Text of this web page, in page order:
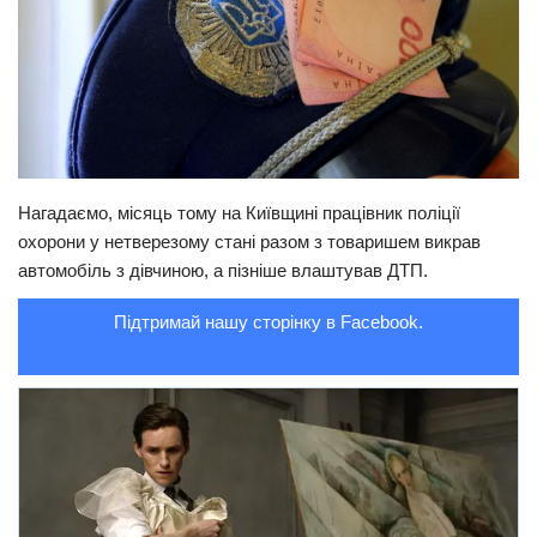
Трагедії
Курйози
Суспільство
Культура
Шоу-біз
#Війна
Нагадаємо, місяць тому на Київщині працівник поліції
охорони у нетверезому стані разом з товаришем викрав
автомобіль з дівчиною, а пізніше влаштував ДТП.
Підтримай нашу сторінку в Facebook.